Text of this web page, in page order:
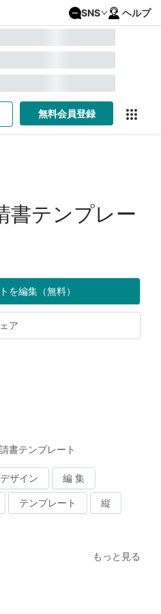
SNS ヘルプ
無料会員登録
書テンプレー
を編集（無料）
ア
書テンプレート
デザイン 編 集
テンプレート 縦
もっと見る